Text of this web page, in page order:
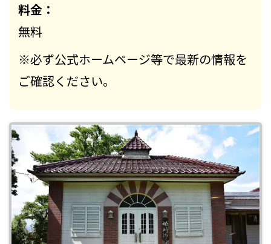
料金：
無料
※必ず公式ホームページ等で最新の情報を
ご確認ください。